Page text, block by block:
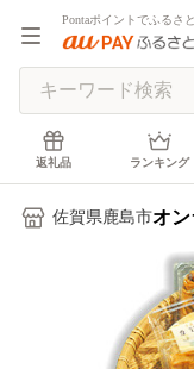
Pontaポイントでふるさ
返礼品 ランキング
佐賀県鹿島市オ